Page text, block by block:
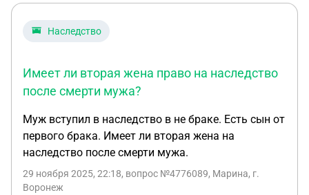
Наследство
Имеет ли вторая жена право на наследство
после смерти мужа?
Муж вступил в наследство в не браке. Есть сын от
первого брака. Имеет ли вторая жена на
наследство после смерти мужа.
29 ноября 2025, 22:18, вопрос №4776089, Марина, г.
Воронеж